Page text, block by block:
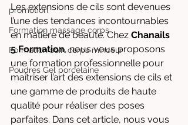
promotion
Formation massage corps
Formation soin corps minceur
Poudres Gel porcelaine
Les extensions de cils sont devenues
l’une des tendances incontournables
en matière de beauté. Chez Chanails
5 Formation, nous vous proposons
une formation professionnelle pour
maîtriser l’art des extensions de cils et
une gamme de produits de haute
qualité pour réaliser des poses
parfaites. Dans cet article, nous vous